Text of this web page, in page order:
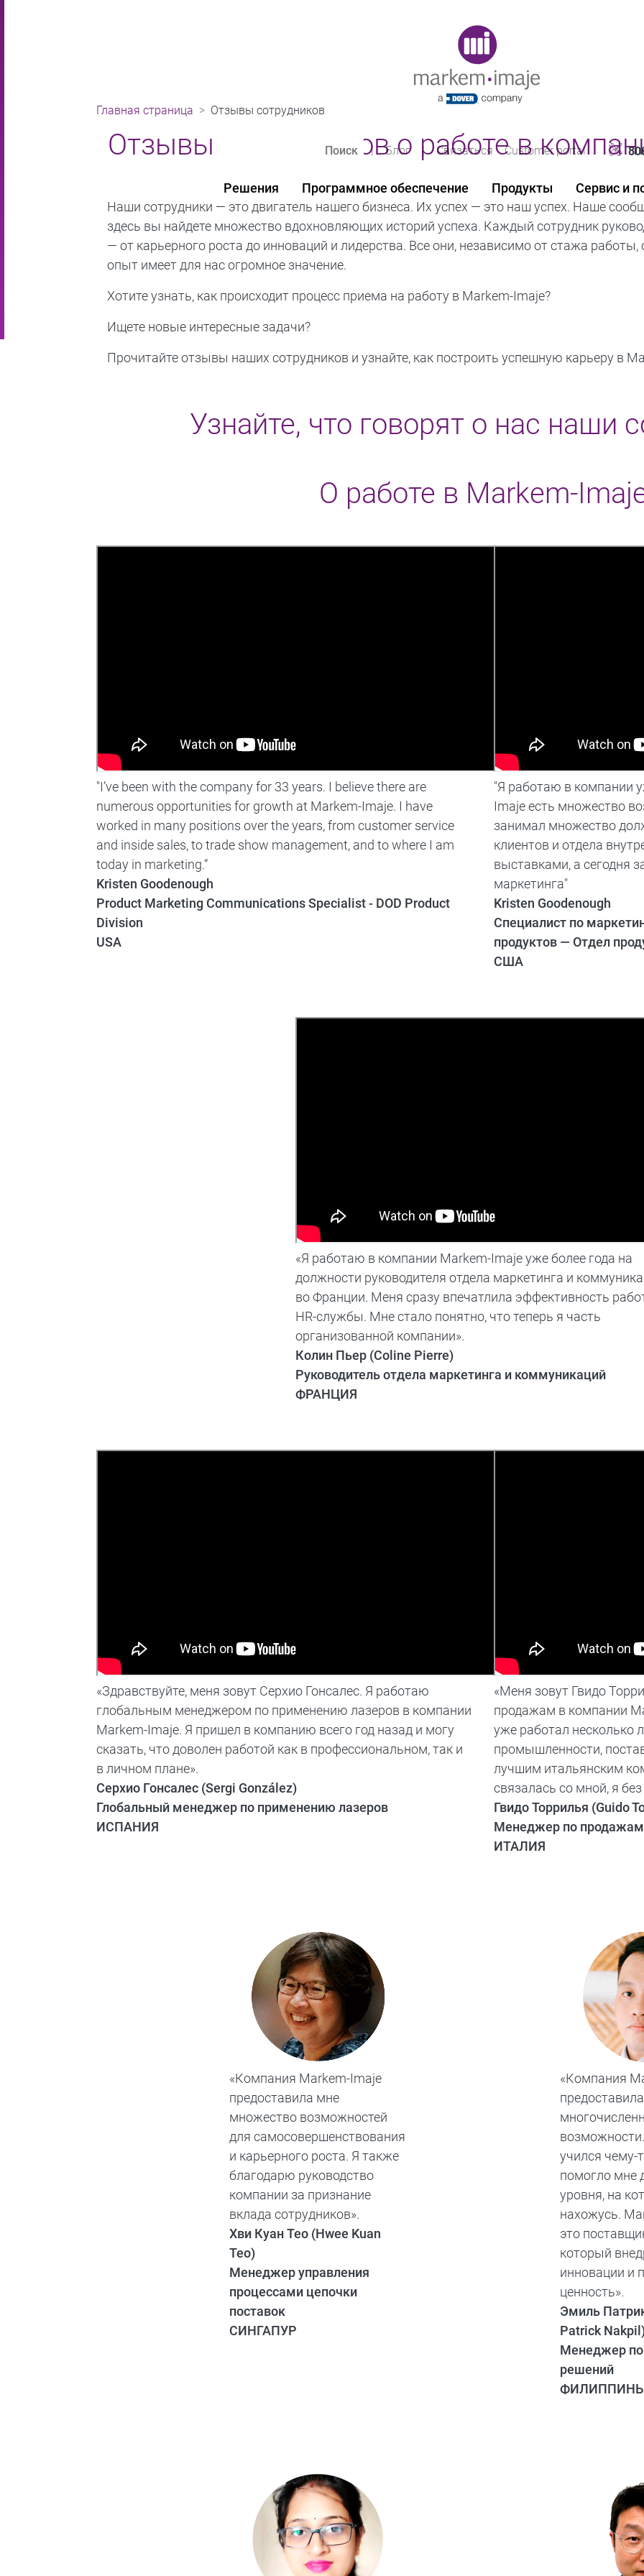
| Блог | Связаться Customer portal
Решения Программное обеспечение Продукты Сервис и
Главная страница Отзывы сотрудников
Отзывы сотрудников о работе в
Наши сотрудники — это двигатель нашего бизнеса. Их успех — это наш успех. Наше
здесь вы найдете множество вдохновляющих историй успеха. Каждый сотрудник
— от карьерного роста до инноваций и лидерства. Все они, независимо от стажа
опыт имеет для нас огромное значение.
Хотите узнать, как происходит процесс приема на работу в Markem-Imaje?
Ищете новые интересные задачи?
Прочитайте отзывы наших сотрудников и узнайте, как построить успешную карьеру в
Узнайте, что говорят о нас наши
О работе в Markem-
"I’ve been with the company for 33 years. I believe there are
numerous opportunities for growth at Markem-Imaje. I have
worked in many positions over the years, from customer service
and inside sales, to trade show management, and to where I am
today in marketing.“
Kristen Goodenough
Product Marketing Communications Specialist - DOD Product
Division
USA
"Я работаю в компании
Imaje есть множество
занимал множество
клиентов и отдела
выставками, а сегодня
маркетинга"
Kristen Goodenough
Специалист по
продуктов — Отдел
США
«Я работаю в компании Markem-Imaje уже более года на
должности руководителя отдела маркетинга и
во Франции. Меня сразу впечатлила эффективность
HR-службы. Мне стало понятно, что теперь я часть
организованной компании».
Колин Пьер (Coline Pierre)
Руководитель отдела маркетинга и коммуникаций
ФРАНЦИЯ
«Здравствуйте, меня зовут Серхио Гонсалес. Я работаю
глобальным менеджером по применению лазеров в компании
Markem-Imaje. Я пришел в компанию всего год назад и могу
сказать, что доволен работой как в профессиональном, так и
в личном плане».
Серхио Гонсалес (Sergi González)
Глобальный менеджер по применению лазеров
ИСПАНИЯ
«Меня зовут Гвидо
продажам в компании
уже работал несколько
промышленности,
лучшим итальянским
связалась со мной, я
Гвидо Торрилья (Guido
Менеджер по продажам
ИТАЛИЯ
«Компания Markem-Imaje
предоставила мне
множество возможностей
для самосовершенствования
и карьерного роста. Я также
благодарю руководство
компании за признание
вклада сотрудников».
Хви Куан Тео (Hwee Kuan
Teo)
Менеджер управления
процессами цепочки
поставок
СИНГАПУР
«Компания
учился чему-
помогло мне
уровня, на
нахожусь.
это
который
инновации и
ценность».
Эмиль
Patrick
Менеджер по
решений